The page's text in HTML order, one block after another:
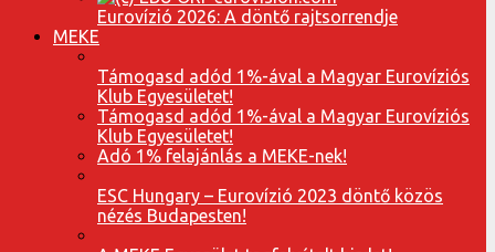
Eurovízió 2026: A döntő rajtsorrendje
MEKE
Támogasd adód 1%-ával a Magyar Eurovíziós
Klub Egyesületet!
Támogasd adód 1%-ával a Magyar Eurovíziós
Klub Egyesületet!
Adó 1% felajánlás a MEKE-nek!
ESC Hungary – Eurovízió 2023 döntő közös
nézés Budapesten!